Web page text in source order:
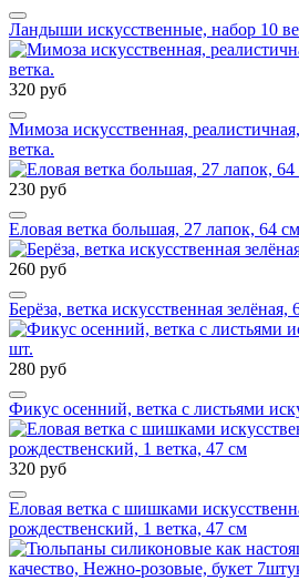
Ландыши искусственные, набор 10
320 руб
Мимоза искусственная,
ветка.
230 руб
Еловая ветка большая, 27 лапок, 64
260 руб
Берёза, ветка искусственная
280 руб
Фикус осенний, ветка с листьями
320 руб
Еловая ветка с шишками
рождественский, 1 ветка, 47 см